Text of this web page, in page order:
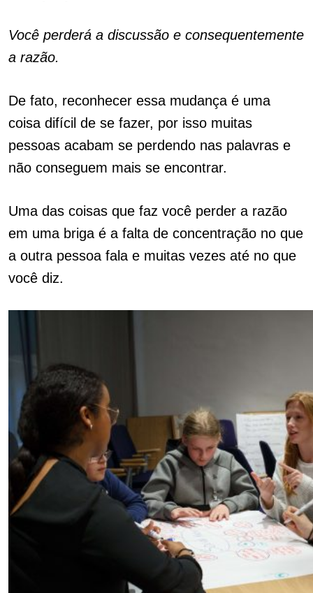
Você perderá a discussão e consequentemente
a razão.
De fato, reconhecer essa mudança é uma
coisa difícil de se fazer, por isso muitas
pessoas acabam se perdendo nas palavras e
não conseguem mais se encontrar.
Uma das coisas que faz você perder a razão
em uma briga é a falta de concentração no que
a outra pessoa fala e muitas vezes até no que
você diz.